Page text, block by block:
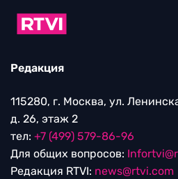
Редакция
115280, г. Москва, ул.
д. 26, этаж 2
тел: +7 (499) 579-86-96
Для общих вопросов:
Редакция RTVI: news@rtvi.com